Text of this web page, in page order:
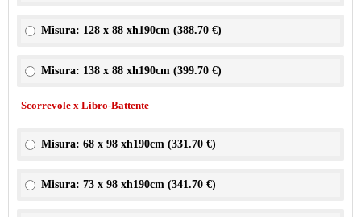
Misura: 128 x 88 xh190cm (388.70 €)
Misura: 138 x 88 xh190cm (399.70 €)
Scorrevole x Libro-Battente
Misura: 68 x 98 xh190cm (331.70 €)
Misura: 73 x 98 xh190cm (341.70 €)